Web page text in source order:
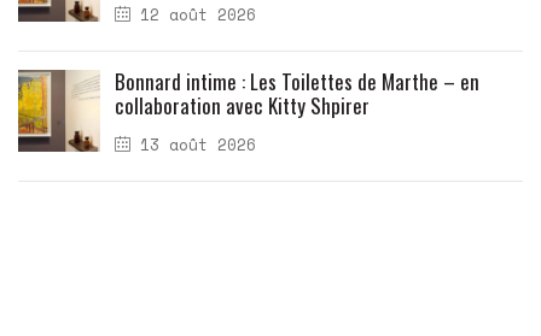
12 août 2026
13 août 2026
Bonnard intime : Les Toilettes de Marthe – en
collaboration avec Kitty Shpirer